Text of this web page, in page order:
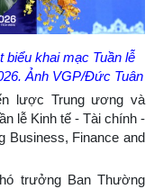
biểu khai mạc Tuần lễ
Ảnh VGP/Đức Tuân
lược Trung ương và
lễ Kinh tế - Tài chính -
Business, Finance and
trưởng Ban Thường